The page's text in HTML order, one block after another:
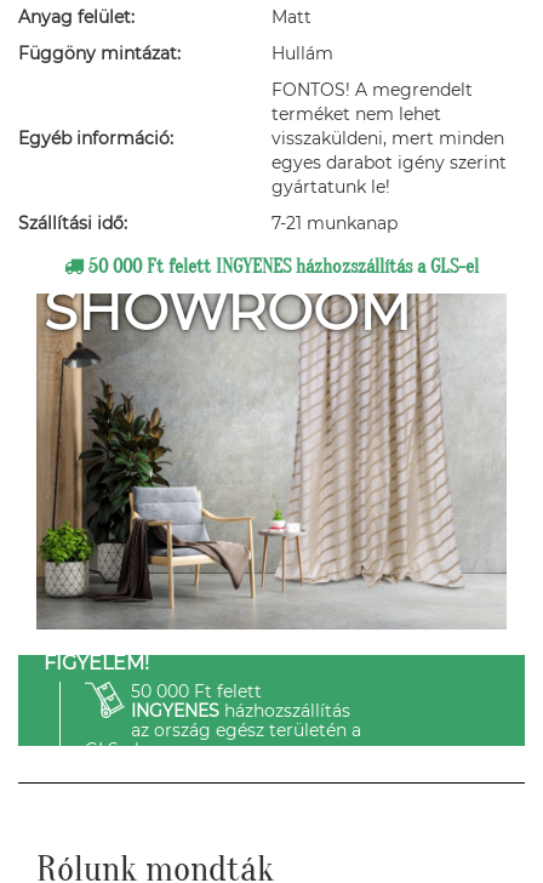
Anyag felület:
Matt
Függöny mintázat:
Hullám
Egyéb információ:
FONTOS! A megrendelt
terméket nem lehet
visszaküldeni, mert minden
egyes darabot igény szerint
gyártatunk le!
Szállítási idő:
7-21 munkanap
50 000 Ft felett INGYENES házhozszállítás a GLS-el
SHOWROOM
FIGYELEM!
50 000 Ft felett
INGYENESházhozszállítás
az ország egész területén a
GLS-el.
Rólunk mondták